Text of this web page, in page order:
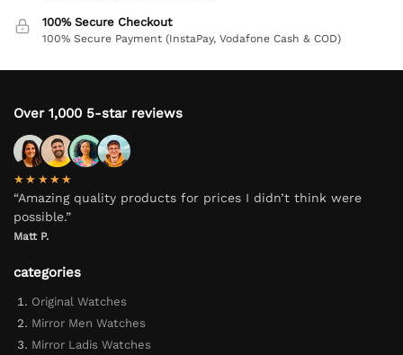
100% Secure Checkout
100% Secure Payment (InstaPay, Vodafone Cash & COD)
Over 1,000 5-star reviews
★★★★★
“Amazing quality products for prices I didn’t think were
possible.”
Matt P.
categories
Original Watches
Mirror Men Watches
Mirror Ladis Watches